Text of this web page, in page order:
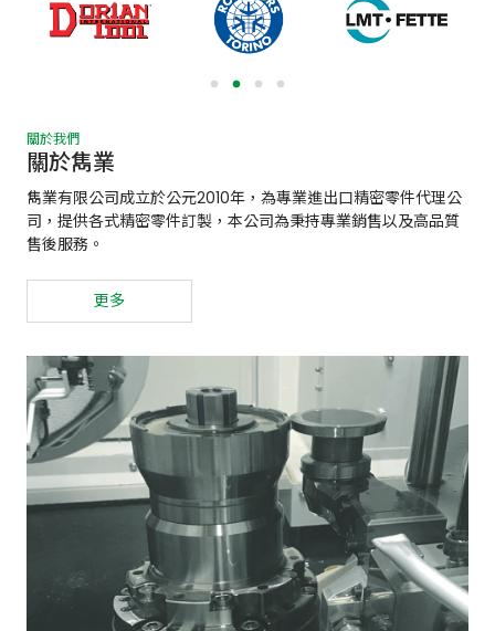
關於我們
關於雋業
雋業有限公司成立於公元2010年，為專業進出口精密零件代理公
司，提供各式精密零件訂製，本公司為秉持專業銷售以及高品質
售後服務。
更多